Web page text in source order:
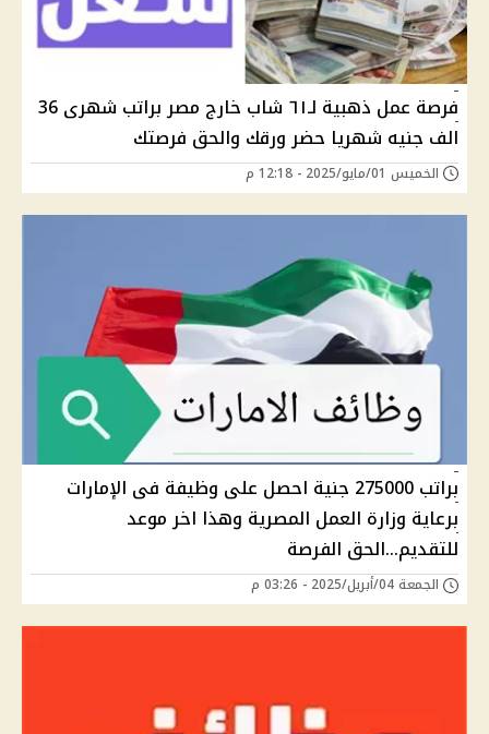
فرصة عمل ذهبية لـ٦١ شاب خارج مصر براتب شهرى 36
الف جنيه شهريا حضر ورقك والحق فرصتك
الخميس 01/مايو/2025 - 12:18 م
براتب 275000 جنية احصل على وظيفة فى الإمارات
برعاية وزارة العمل المصرية وهذا اخر موعد
للتقديم...الحق الفرصة
الجمعة 04/أبريل/2025 - 03:26 م